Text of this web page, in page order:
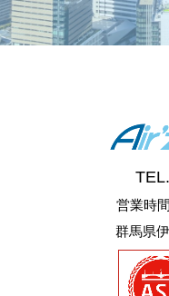
TEL.
営業時
群馬県